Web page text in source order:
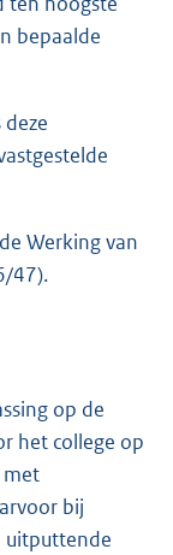
bepaalde
Werking van
47).
op de
het college op
met
bij
uitputtende